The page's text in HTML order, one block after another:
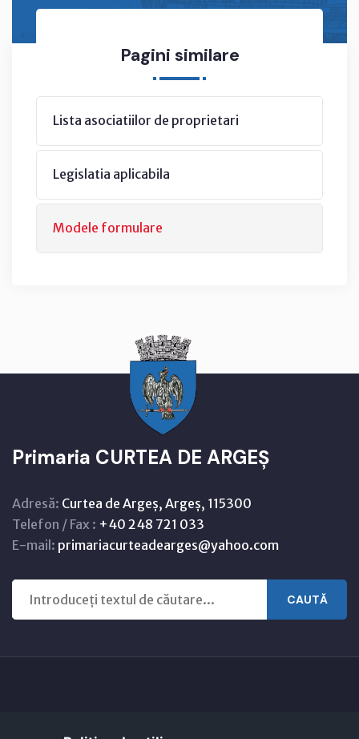
Pagini similare
Lista asociatiilor de proprietari
Legislatia aplicabila
Modele formulare
Primaria CURTEA DE ARGEȘ
Adresă: Curtea de Argeș, Argeș, 115300
Telefon / Fax : +40 248 721 033
E-mail: primariacurteadearges@yahoo.com
CAUTĂ